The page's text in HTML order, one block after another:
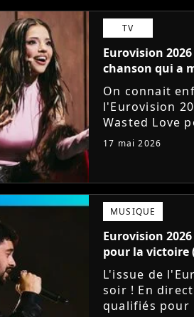
TV
Eurovision
chanson qui a
On connait
l'Eurovision
Wasted Love
le trophée et
17 mai 2026
MUSIQUE
Eurovision
pour la victoire
L'issue de
soir ! En
qualifiés pour